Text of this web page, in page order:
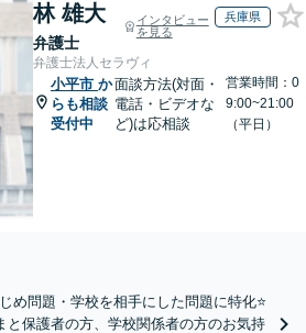
林 雄大
弁護士
インタビュー
を見る
兵庫県
弁護士法人セラヴィ
小平市 か
らも相談
受付中
面談方法(対面・
電話・ビデオな
ど)は応相談
営業時間：0
9:00~21:00
（平日）
め問題・学校を相手にした問題に特化⭐️
と保護者の方、学校関係者の方のお気持